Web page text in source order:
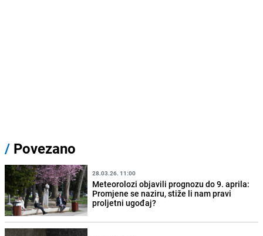
/ Povezano
28.03.26. 11:00
Meteorolozi objavili prognozu do 9. aprila:
Promjene se naziru, stiže li nam pravi
proljetni ugođaj?